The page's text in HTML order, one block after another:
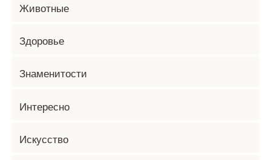
Животные
Здоровье
Знаменитости
Интересно
Искусство